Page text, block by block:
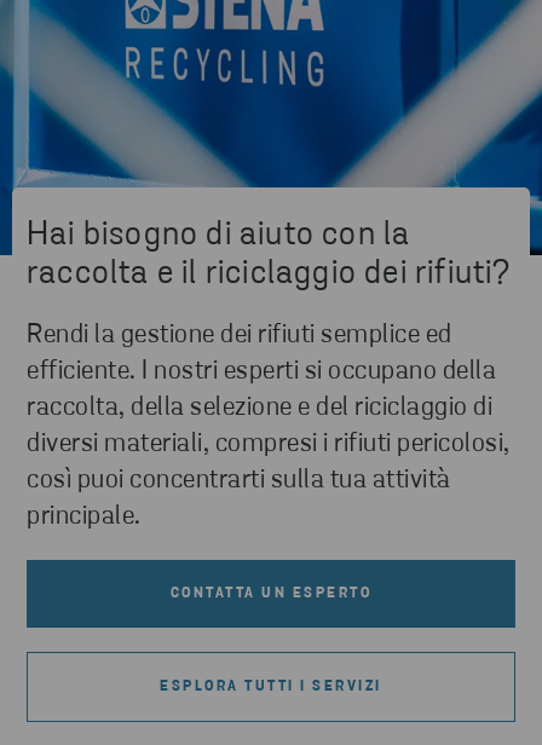
Hai bisogno di aiuto con la
raccolta e il riciclaggio dei rifiuti?
Rendi la gestione dei rifiuti semplice ed
efficiente. I nostri esperti si occupano della
raccolta, della selezione e del riciclaggio di
diversi materiali, compresi i rifiuti pericolosi,
così puoi concentrarti sulla tua attività
principale.
CONTATTA UN ESPERTO
ESPLORA TUTTI I SERVIZI